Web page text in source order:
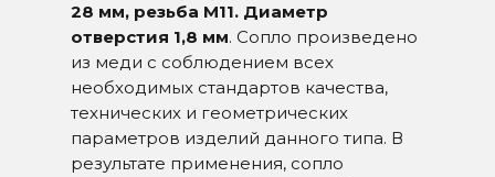
28 мм, резьба М11. Диаметр
отверстия 1,8 мм. Сопло произведено
из меди с соблюдением всех
необходимых стандартов качества,
технических и геометрических
параметров изделий данного типа. В
результате применения, сопло